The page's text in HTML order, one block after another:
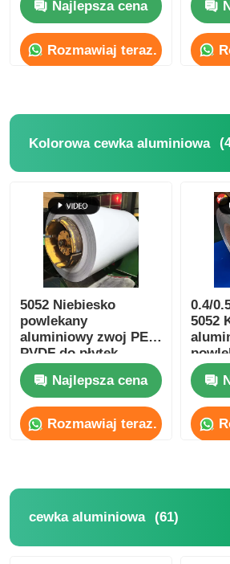
Najlepsza cena
Rozmawiaj teraz.
Kolorowa cewka aluminiowa
5052 Niebiesko
powlekany
aluminiowy zwoj PE
PVDF do płytek
dachowych 0,6 mm
Najlepsza cena
Rozmawiaj teraz.
0.4/
5052
cewka aluminiowa (61)